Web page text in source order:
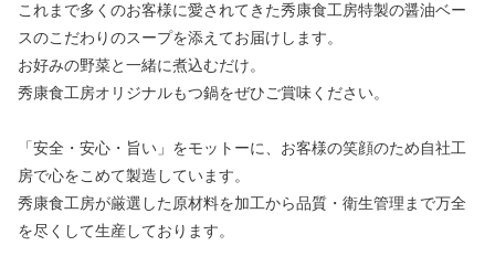
これまで多くのお客様に愛されてきた秀康食工房特製の醤油ベー
スのこだわりのスープを添えてお届けします。
お好みの野菜と一緒に煮込むだけ。
秀康食工房オリジナルもつ鍋をぜひご賞味ください。
「安全・安心・旨い」をモットーに、お客様の笑顔のため自社工
房で心をこめて製造しています。
秀康食工房が厳選した原材料を加工から品質・衛生管理まで万全
を尽くして生産しております。